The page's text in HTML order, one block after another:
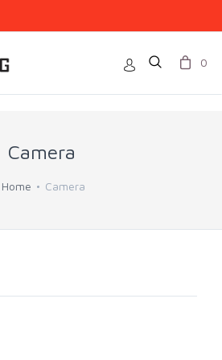
0
Camera
Home Camera